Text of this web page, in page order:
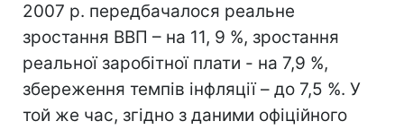
2007 р. передбачалося реальне
зростання ВВП – на 11, 9 %, зростання
реальної заробітної плати - на 7,9 %,
збереження темпів інфляції – до 7,5 %. У
той же час, згідно з даними офіційного